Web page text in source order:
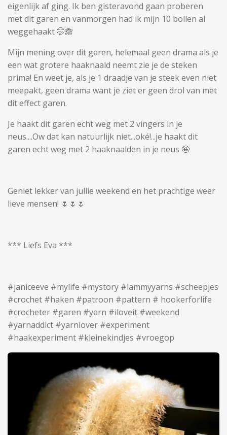
eigenlijk af ging. Ik ben gisteravond gaan proberen
met dit garen en vanmorgen had ik mijn 10 bollen al
weggehaakt 🤭🙈
Mijn mening over dit garen, helemaal geen drama als je
een wat grotere haaknaald neemt zie je de steken
prima! En weet je, als je 1 draadje van je steek even niet
meepakt, geen drama want je ziet er geen drol van met
dit effect garen.
Je haakt dit garen echt weg met 2 vingers in je
neus....Ow dat kan natuurlijk niet...oké!...je haakt dit
garen echt weg met 2 haaknaalden in je neus 🤪
Geniet lekker van jullie weekend en het prachtige weer
lieve mensen! 🌷🌷🌷
*** Liefs Eva ***
#janiceeve #mylife #mystory #lammyyarns #scheepjes
#crochet #haken #patroon #pattern # hookerforlife
#crocheter #garen #yarn #iloveit #weekend
#yarnaddict #yarnlover #experiment
#haakexperiment #kleinekindjes #vroegop